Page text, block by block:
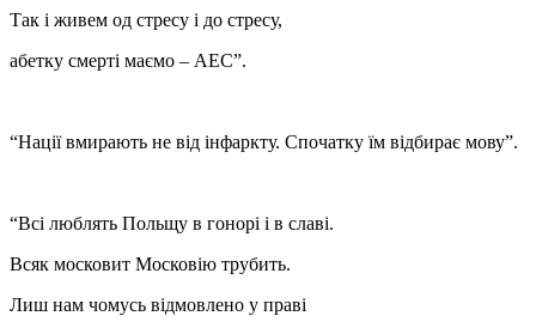
Так і живем од стресу і до стресу,
абетку смерті маємо – АЕС”.
“Нації вмирають не від інфаркту. Спочатку їм відбирає мову”.
“Всі люблять Польщу в гонорі і в славі.
Всяк московит Московію трубить.
Лиш нам чомусь відмовлено у праві